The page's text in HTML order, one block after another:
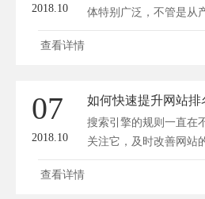
2018.10
体特别广泛，不管是从
都...
查看详情
07
2018.10
如何快速提升网站排
搜索引擎的规则一直在
关注它，及时改善网站
的...
查看详情